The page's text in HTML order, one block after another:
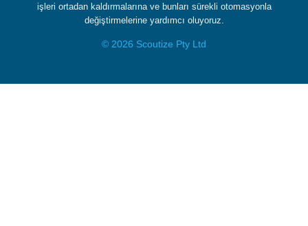
işleri ortadan kaldırmalarına ve bunları sürekli otomasyonla
değiştirmelerine yardımcı oluyoruz.
© 2026 Scoutize Pty Ltd